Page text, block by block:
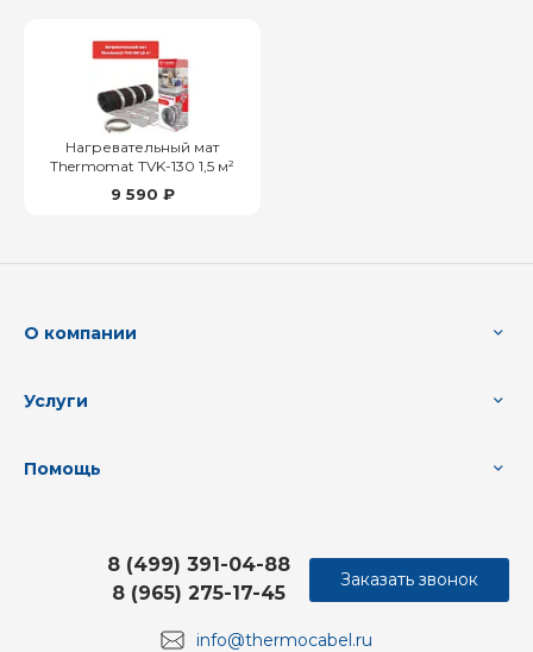
Нагревательный мат
Thermomat TVK-130 1,5 м²
9 590 ₽
О компании
Услуги
Помощь
info@thermocabel.ru
8 (499) 391-04-88
8 (965) 275-17-45
Заказать звонок